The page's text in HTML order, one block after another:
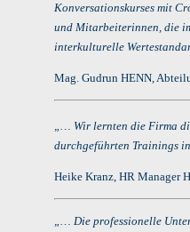
Konversationskurses mit
und Mitarbeiterinnen, die
interkulturelle
Mag. Gudrun HENN,
„… Wir lernten die Firma
durchgeführten Trainings
Heike Kranz, HR Manager
„… Die professionelle